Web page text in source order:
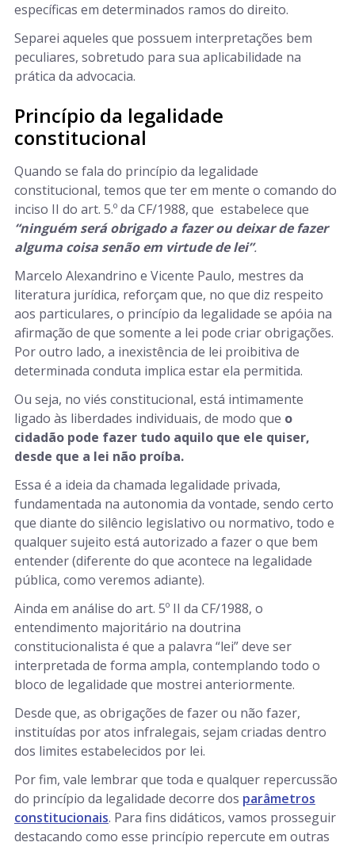
específicas em determinados ramos do direito.
Separei aqueles que possuem interpretações bem
peculiares, sobretudo para sua aplicabilidade na
prática da advocacia.
Princípio da legalidade
constitucional
Quando se fala do princípio da legalidade
constitucional, temos que ter em mente o comando do
inciso II do art. 5.º da CF/1988, que estabelece que
“ninguém será obrigado a fazer ou deixar de fazer
alguma coisa senão em virtude de lei”.
Marcelo Alexandrino e Vicente Paulo, mestres da
literatura jurídica, reforçam que, no que diz respeito
aos particulares, o princípio da legalidade se apóia na
afirmação de que somente a lei pode criar obrigações.
Por outro lado, a inexistência de lei proibitiva de
determinada conduta implica estar ela permitida.
Ou seja, no viés constitucional, está intimamente
ligado às liberdades individuais, de modo que o
cidadão pode fazer tudo aquilo que ele quiser,
desde que a lei não proíba.
Essa é a ideia da chamada legalidade privada,
fundamentada na autonomia da vontade, sendo certo
que diante do silêncio legislativo ou normativo, todo e
qualquer sujeito está autorizado a fazer o que bem
entender (diferente do que acontece na legalidade
pública, como veremos adiante).
Ainda em análise do art. 5º II da CF/1988, o
entendimento majoritário na doutrina
constitucionalista é que a palavra “lei” deve ser
interpretada de forma ampla, contemplando todo o
bloco de legalidade que mostrei anteriormente.
Desde que, as obrigações de fazer ou não fazer,
instituídas por atos infralegais, sejam criadas dentro
dos limites estabelecidos por lei.
Por fim, vale lembrar que toda e qualquer repercussão
do princípio da legalidade decorre dos parâmetros
constitucionais. Para fins didáticos, vamos prosseguir
destacando como esse princípio repercute em outras